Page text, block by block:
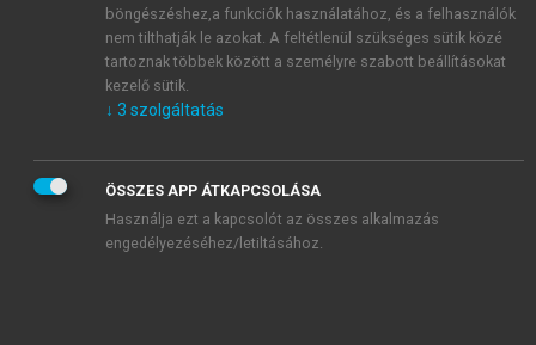
Általános vásárlási feltételeket, valamint a szotar.netés a
mersz.huoldalak licencszerződéseiben foglaltakat
tudomásul veszem és elfogadom.
KIPRÓBÁLOM
böngészéshez,a funkciók használatához, és a felhasználók
nem tilthatják le azokat. A feltétlenül szükséges sütik közé
tartoznak többek között a személyre szabott beállításokat
kezelő sütik.
↓ 3 szolgáltatás
ÖSSZES APP ÁTKAPCSOLÁSA
Használja ezt a kapcsolót az összes alkalmazás
engedélyezéséhez/letiltásához.